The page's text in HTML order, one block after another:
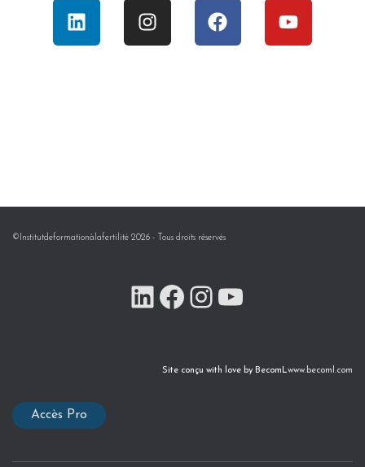
©Institutdeformationàlafertilité 2026 - Tous droits réservés
Site conçu with love by BecomLwww.becoml.com
Accès Pro